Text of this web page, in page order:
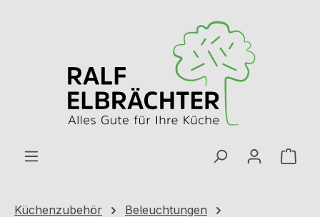
Küchenzubehör
Beleuchtungen